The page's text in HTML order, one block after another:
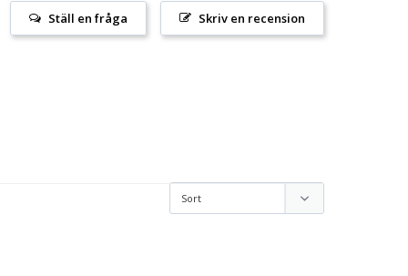
Skriv en recension
Ställ en fråga